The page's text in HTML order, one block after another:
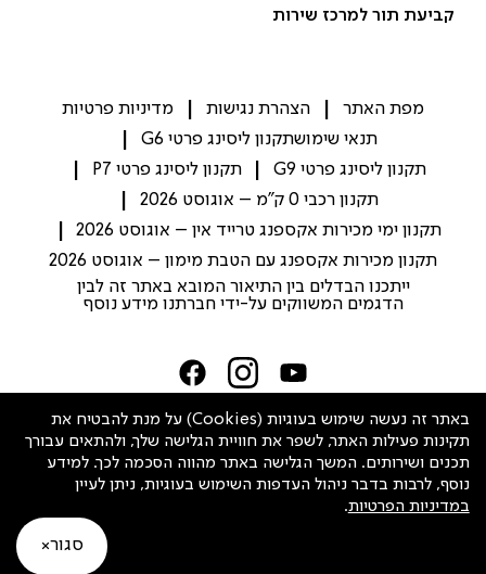
קביעת תור למרכז שירות
מפת האתר הצהרת נגישות
מדיניות פרטיות
תנאי שימושתקנון ליסינג פרטי G6
תקנון ליסינג פרטי G9
תקנון ליסינג פרטי P7
תקנון רכבי 0 ק"מ – אוגוסט 2026
תקנון ימי מכירות אקספנג טרייד אין – אוגוסט 2026
תקנון מכירות אקספנג עם הטבת מימון – אוגוסט 2026
ייתכנו הבדלים בין התיאור המובא באתר זה לבין
הדגמים המשווקים על-ידי חברתנו מידע נוסף
שיחה עם נציג
מקבוצת
Israel
באתר זה נעשה שימוש בעוגיות (Cookies) על מנת להבטיח את
תקינות פעילות האתר, לשפר את חוויית הגלישה שלך, ולהתאים עבורך
תכנים ושירותים. המשך הגלישה באתר מהווה הסכמה לכך. למידע
נוסף, לרבות בדבר ניהול העדפות השימוש בעוגיות, ניתן לעיין
במדיניות הפרטיות.
סגור